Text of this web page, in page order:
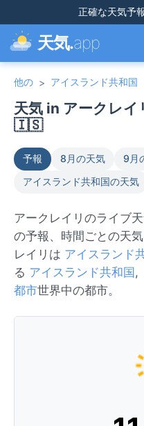
正確な天気予
天気.app
他の > アイスランド共和国
天気 in アークレイ
🇮🇸
予報 8月の天気 9月
アイスランド共和国の天気
アークレイリのライブ
の予報、時間ごとの天
レイリは アイスランド
る アイスランド共和国 ,
都市世界中の都市。